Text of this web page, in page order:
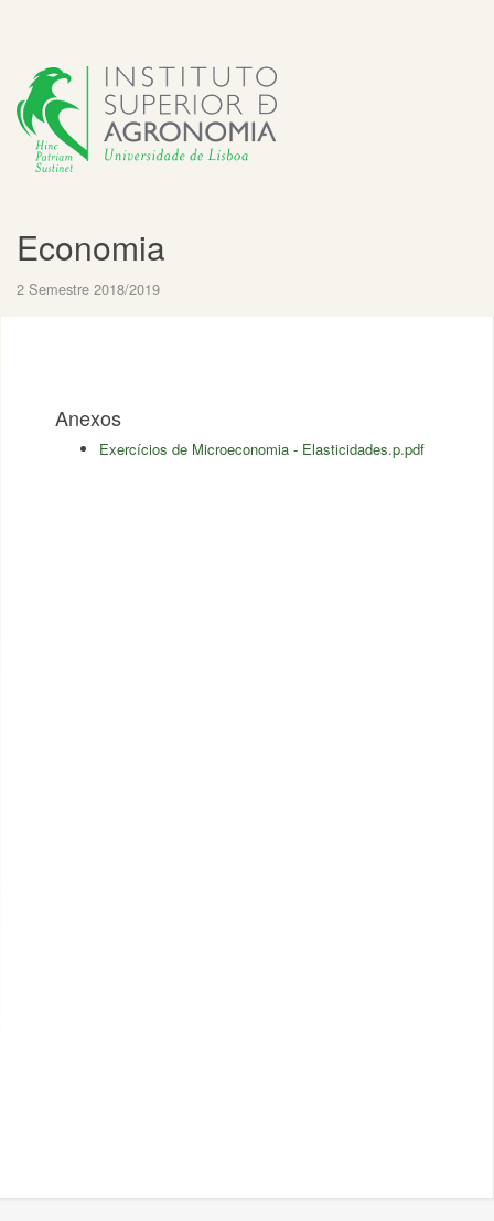
Economia
2 Semestre 2018/2019
Anexos
Exercícios de Microeconomia - Elasticidades.p.pdf